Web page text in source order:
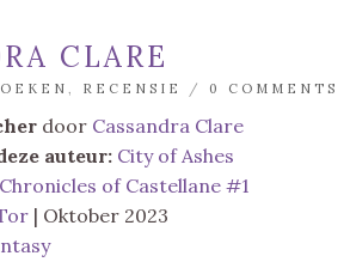
CLARE
, RECENSIE / 0 COMMENTS
door Cassandra Clare
auteur: City of Ashes
of Castellane #1
| Oktober 2023